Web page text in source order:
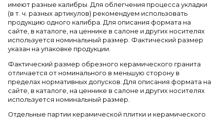
имеют разные калибры. Для облегчения процесса укладки
(в т. ч. разных артикулов) рекомендуем использовать
продукцию одного калибра. Для описания формата на
сайте, в каталоге, на ценнике в салоне и других носителях
используется номинальный размер. Фактический размер
указан на упаковке продукции.
Фактический размер обрезного керамического гранита
отличается от номинального в меньшую сторону в
пределах нормативных допусков. Для описания формата на
сайте, в каталоге, на ценнике в салоне и других носителях
используется номинальный размер.
Отдельные партии керамической плитки и керамического